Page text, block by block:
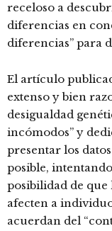
receloso a
diferencias en
diferencias” para
El artículo
extenso y bien
desigualdad
incómodos” y
presentar los
posible,
posibilidad de que
afecten a
acuerdan del